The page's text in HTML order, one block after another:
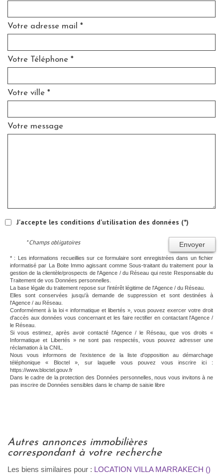
Votre adresse mail *
Votre Téléphone *
Votre ville *
Votre message
J'accepte les conditions d'utilisation des données (*)
Envoyer
* Champs obligatoires
* : Les informations recueillies sur ce formulaire sont enregistrées dans un fichier
informatisé par La Boite Immo agissant comme Sous-traitant du traitement pour la
gestion de la clientèle/prospects de l'Agence / du Réseau qui reste Responsable du
Traitement de vos Données personnelles.
La base légale du traitement repose sur l’intérêt légitime de l'Agence / du Réseau.
Elles sont conservées jusqu'à demande de suppression et sont destinées à
l'Agence / au Réseau.
Conformément à la loi « informatique et libertés », vous pouvez exercer votre droit
d'accès aux données vous concernant et les faire rectifier en contactant l'Agence /
le Réseau.
Si vous estimez, après avoir contacté l'Agence / le Réseau, que vos droits «
Informatique et Libertés » ne sont pas respectés, vous pouvez adresser une
réclamation à la CNIL.
Nous vous informons de l’existence de la liste d'opposition au démarchage
téléphonique « Bloctel », sur laquelle vous pouvez vous inscrire ici :
https://www.bloctel.gouv.fr
Dans le cadre de la protection des Données personnelles, nous vous invitons à ne
pas inscrire de Données sensibles dans le champ de saisie libre
autres annonces immobilières
correspondant à votre recherche
Les biens similaires pour : LOCATION VILLA MARRAKECH ()